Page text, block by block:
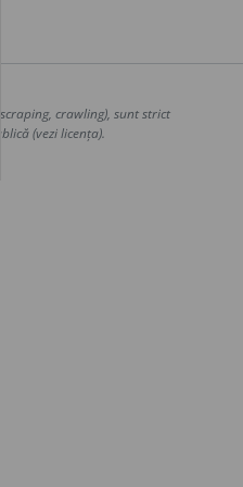
crawling), sunt strict
(vezi licența).